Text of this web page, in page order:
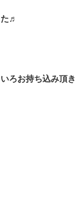
♬
ろお持ち込み頂き